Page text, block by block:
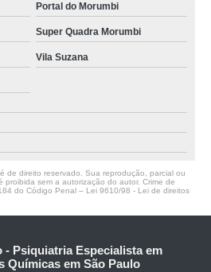
Portal do Morumbi
Super Quadra Morumbi
Vila Suzana
de direito reservado. Sua reprodução, parcial ou
proibida sem a autorização do autor. Crime de
do Código Penal – Lei 9610/98 - Lei de direitos
- Psiquiatria Especialista em
Químicas em São Paulo